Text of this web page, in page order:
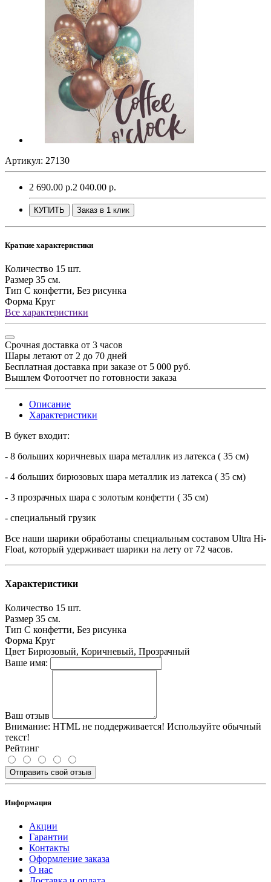
Артикул: 27130
2 690.00 р.2 040.00 р.
КУПИТЬ Заказ в 1 клик
Краткие характеристики
Количество 15 шт.
Размер 35 см.
Тип С конфетти, Без рисунка
Форма Круг
Все характеристики
Срочная доставка от 3 часов
Шары летают от 2 до 70 дней
Бесплатная доставка при заказе от 5 000 руб.
Вышлем Фотоотчет по готовности заказа
Описание
Характеристики
В букет входит:
- 8 больших коричневых шара металлик из латекса ( 35 см)
- 4 больших бирюзовых шара металлик из латекса ( 35 см)
- 3 прозрачных шара с золотым конфетти ( 35 см)
- специальный грузик
Все наши шарики обработаны специальным составом Ultra Hi-
Float, который удерживает шарики на лету от 72 часов.
Характеристики
Количество 15 шт.
Размер 35 см.
Тип С конфетти, Без рисунка
Форма Круг
Цвет Бирюзовый, Коричневый, Прозрачный
Ваше имя:
Ваш отзыв
Внимание: HTML не поддерживается! Используйте обычный
текст!
Рейтинг
Отправить свой отзыв
Информация
Акции
Гарантии
Контакты
Оформление заказа
О нас